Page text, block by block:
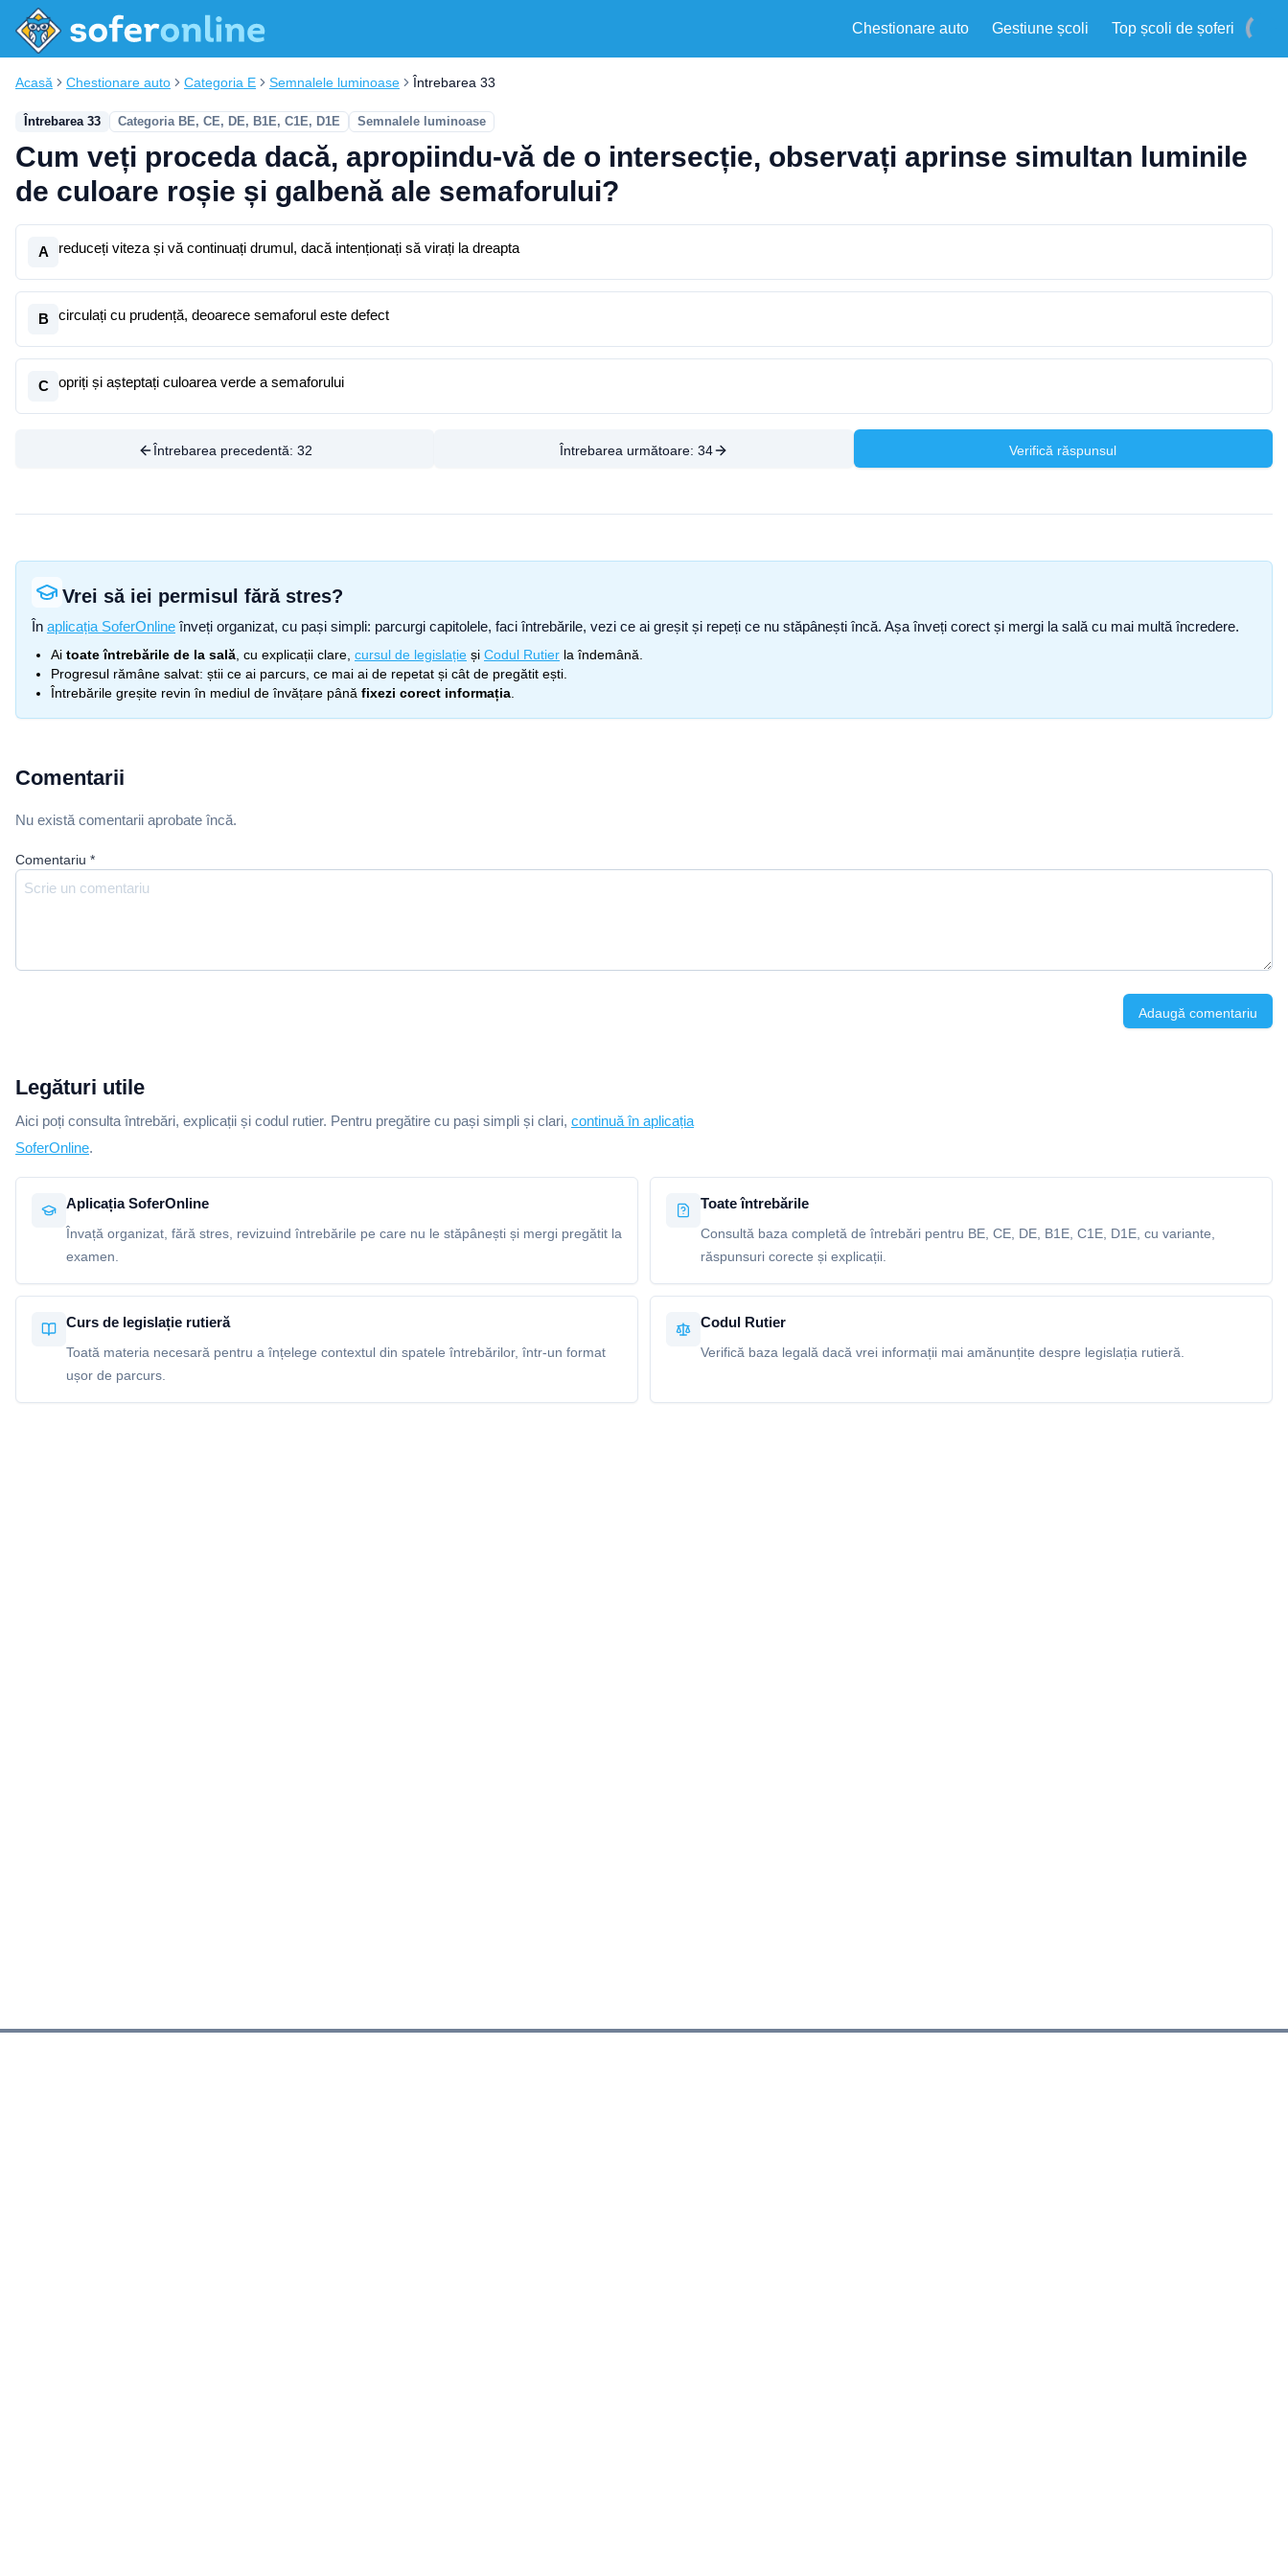
Chestionare auto Gestiune școli Top școli de șoferi
Acasă Chestionare auto Categoria E Semnalele luminoase Întrebarea 33
Întrebarea 33 Categoria BE, CE, DE, B1E, C1E, D1E Semnalele luminoase
Cum veți proceda dacă, apropiindu-vă de o intersecție, observați aprinse simultan luminile
de culoare roșie și galbenă ale semaforului?
A reduceți viteza și vă continuați drumul, dacă intenționați să virați la dreapta
B circulați cu prudență, deoarece semaforul este defect
C opriți și așteptați culoarea verde a semaforului
Întrebarea precedentă: 32 Întrebarea următoare: 34 Verifică răspunsul
Vrei să iei permisul fără stres?
În aplicația SoferOnline înveți organizat, cu pași simpli: parcurgi capitolele, faci întrebările, vezi ce ai greșit și repeți ce nu stăpânești încă. Așa înveți corect și mergi la sală cu mai multă încredere.
Ai toate întrebările de la sală , cu explicații clare, cursul de legislație și Codul Rutier la îndemână.
Progresul rămâne salvat: știi ce ai parcurs, ce mai ai de repetat și cât de pregătit ești.
Întrebările greșite revin în mediul de învățare până fixezi corect informația
Comentarii
Nu există comentarii aprobate încă.
Comentariu *
Adaugă comentariu
Legături utile
Aici poți consulta întrebări, explicații și codul rutier. Pentru pregătire cu pași simpli și clari, continuă în aplicația
SoferOnline.
Aplicația SoferOnline
Învață organizat, fără stres, revizuind întrebările pe care nu le stăpânești și mergi pregătit la
examen.
Toate întrebările
Consultă baza completă de întrebări pentru BE, CE, DE, B1E, C1E, D1E, cu variante,
răspunsuri corecte și explicații.
Curs de legislație rutieră
Toată materia necesară pentru a înțelege contextul din spatele întrebărilor, într-un format
ușor de parcurs.
Codul Rutier
Verifică baza legală dacă vrei informații mai amănunțite despre legislația rutieră.